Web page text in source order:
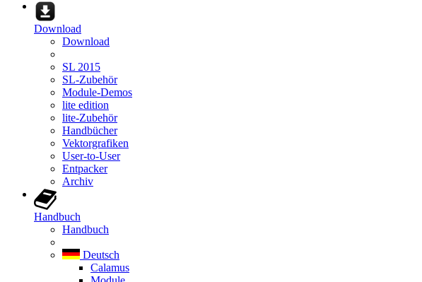
Download
Download
SL 2015
SL-Zubehör
Module-Demos
lite edition
lite-Zubehör
Handbücher
Vektorgrafiken
User-to-User
Entpacker
Archiv
Handbuch
Handbuch
Deutsch
Calamus